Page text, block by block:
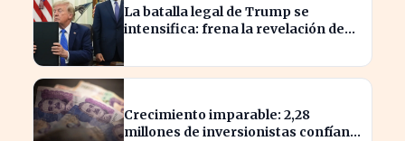
La batalla legal de Trump se
intensifica: frena la revelación de
Crecimiento imparable: 2,28
millones de inversionistas confían